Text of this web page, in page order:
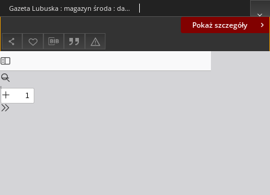
Pokaż szczegóły
Gazeta Lubuska : magazyn środa : dawniej Zielonogórska-Gorzowska R. XLII [właśc. XLIII], nr 33 (9 lutego 1994). - Wyd. 1